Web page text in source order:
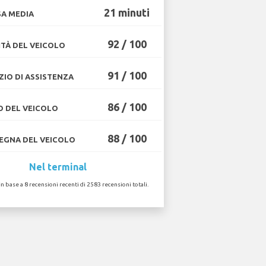
MEDIA 21 minuti
DEL VEICOLO 92 / 100
DI ASSISTENZA 91 / 100
DEL VEICOLO 86 / 100
DEL VEICOLO 88 / 100
Nel terminal
base a 8 recensioni recenti di 2583 recensioni totali.